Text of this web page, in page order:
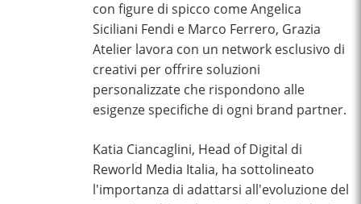
con figure di spicco come Angelica
Siciliani Fendi e Marco Ferrero, Grazia
Atelier lavora con un network esclusivo di
creativi per offrire soluzioni
personalizzate che rispondono alle
esigenze specifiche di ogni brand partner.
Katia Ciancaglini, Head of Digital di
Reworld Media Italia, ha sottolineato
l'importanza di adattarsi all'evoluzione del